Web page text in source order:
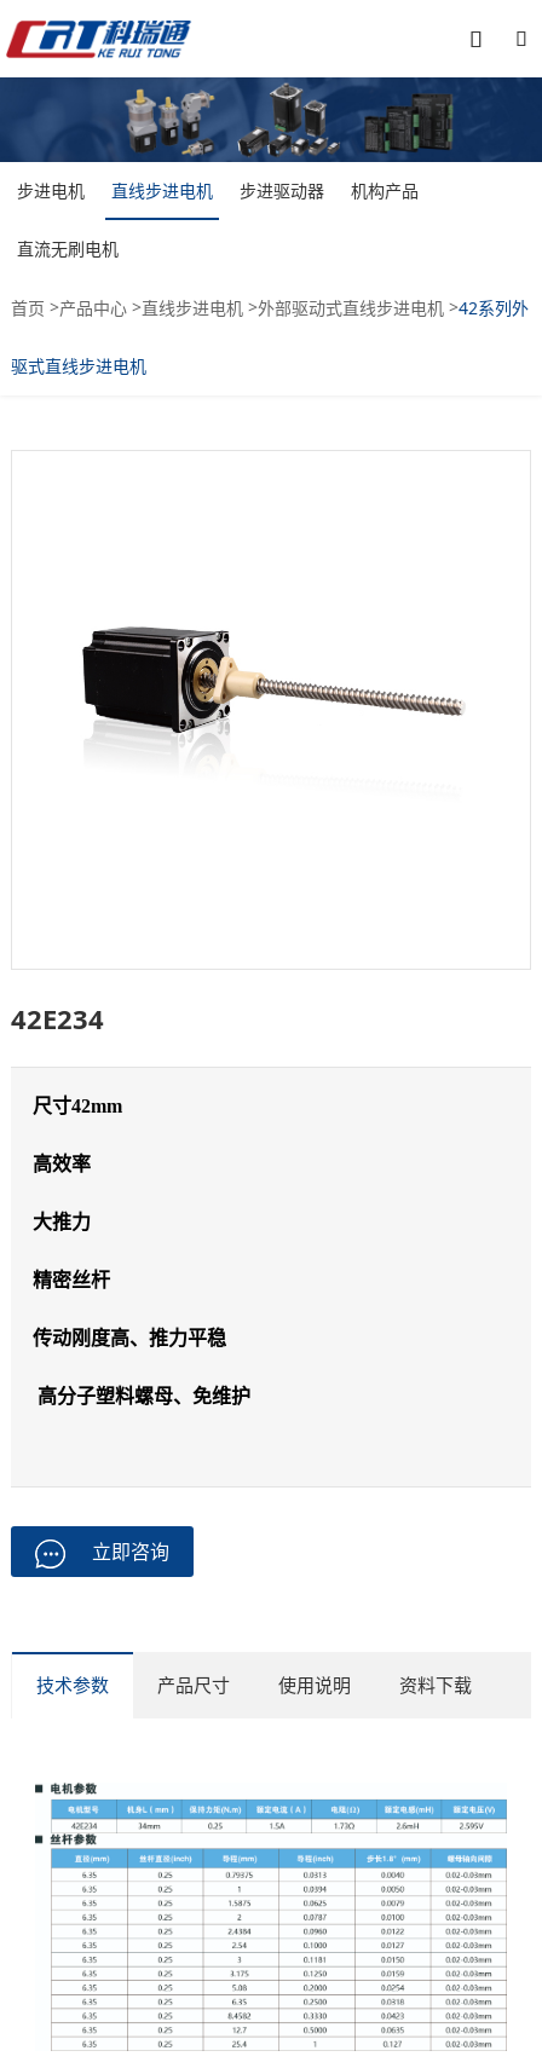


步进电机 直线步进电机 步进驱动器 机构产品
直流无刷电机
首页 >产品中心>直线步进电机>外部驱动式直线步进电机>42系列外
驱式直线步进电机
42E234
尺寸42mm
高效率
大推力
精密丝杆
传动刚度高、推力平稳
高分子塑料螺母、免维护
立即咨询
技术参数 产品尺寸 使用说明 资料下载